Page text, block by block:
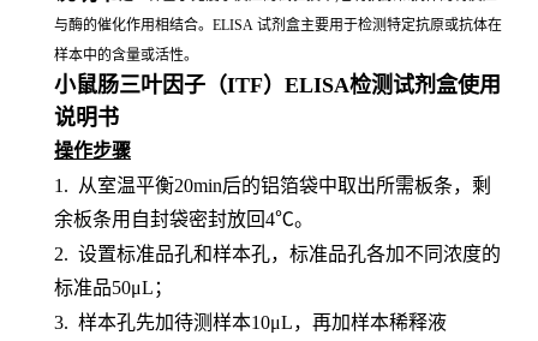
与酶的催化作用相结合。ELISA 试剂盒主要用于检测特定抗原或抗体在
样本中的含量或活性。
小鼠肠三叶因子（ITF）ELISA检测试剂盒使用
说明书
操作步骤
1.
从室温平衡20min后的铝箔袋中取出所需板条，剩
余板条用自封袋密封放回4℃。
2. 设置标准品孔和样本孔，标准品孔各加不同浓度的
标准品50μL；
3. 样本孔先加待测样本10μL，再加样本稀释液